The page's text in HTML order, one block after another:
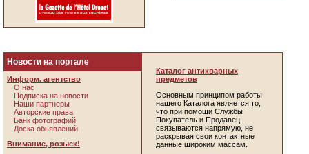
Новости на портале
Информ. агентство
О нас
Подписка на новости
Наши партнеры
Авторские права
Банк фотографий
Доска обьявлений
Внимание, розыск!
Каталог антикварных
предметов
Основным принципом работы
нашего Каталога является то,
что при помощи Службы
Покупатель и Продавец
связываются напрямую, не
раскрывая свои контактные
данные широким массам.